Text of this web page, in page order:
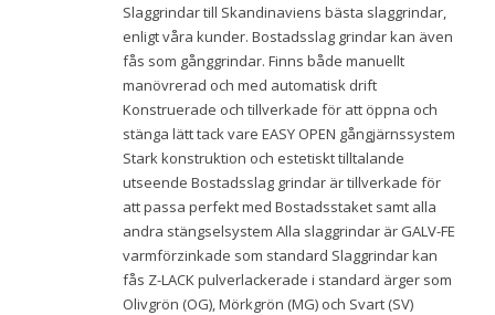
Slaggrindar till Skandinaviens bästa slaggrindar,
enligt våra kunder. Bostadsslag grindar kan även
fås som gånggrindar. Finns både manuellt
manövrerad och med automatisk drift
Konstruerade och tillverkade för att öppna och
stänga lätt tack vare EASY OPEN gångjärnssystem
Stark konstruktion och estetiskt tilltalande
utseende Bostadsslag grindar är tillverkade för
att passa perfekt med Bostadsstaket samt alla
andra stängselsystem Alla slaggrindar är GALV-FE
varmförzinkade som standard Slaggrindar kan
fås Z-LACK pulverlackerade i standard ärger som
Olivgrön (OG), Mörkgrön (MG) och Svart (SV)